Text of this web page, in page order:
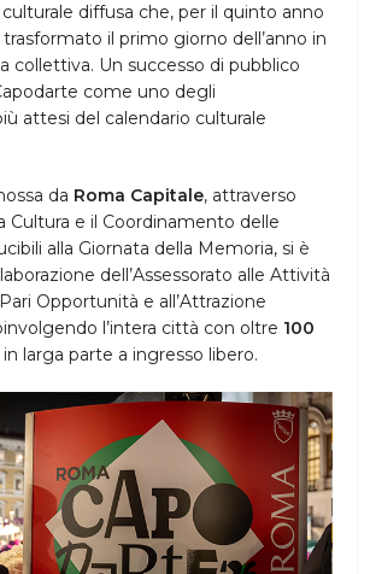
diffusa che, per il quinto anno
il primo giorno dell’anno in
collettiva. Un successo di pubblico
come uno degli
attesi del calendario culturale
da Roma Capitale, attraverso
Cultura e il Coordinamento delle
alla Giornata della Memoria, si è
dell’Assessorato alle Attività
Opportunità e all’Attrazione
l’intera città con oltre 100
in larga parte a ingresso libero.